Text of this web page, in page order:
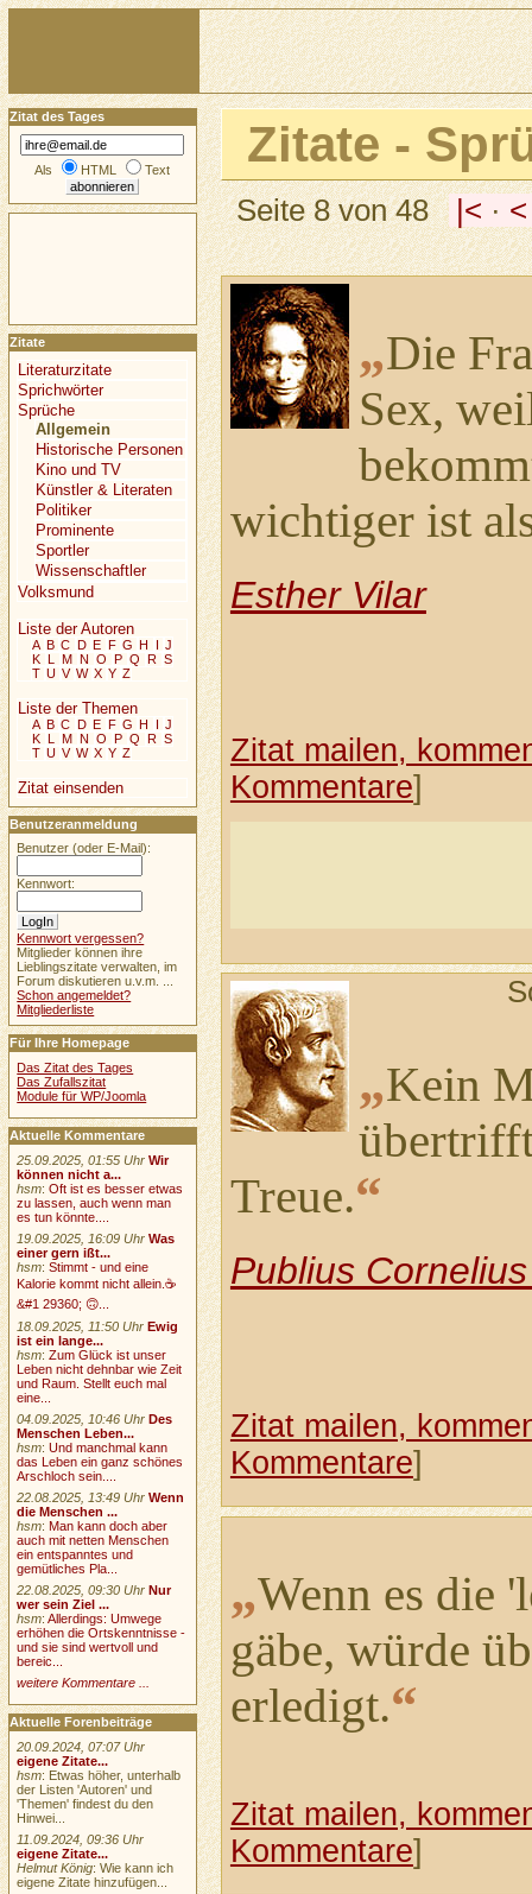
Zitate -
Seite 8 von 48 |< · <
„Die
Sex,
wichtiger ist
Esther Vilar
Zitat mailen,
Kommentare]
„Kein
Treue.“
Publius
Zitat mailen,
Kommentare]
„Wenn es die
gäbe, würde
erledigt.“
Zitat mailen,
Kommentare]
Zitat des Tages
Als HTML Text
Zitate
Literaturzitate
Sprichwörter
Sprüche
Allgemein
Historische Personen
Kino und TV
Künstler & Literaten
Politiker
Prominente
Sportler
Wissenschaftler
Volksmund
Liste der Autoren
A B C D E F G H I J
K L M N O P Q R S
T U V W X Y Z
Liste der Themen
A B C D E F G H I J
K L M N O P Q R S
T U V W X Y Z
Zitat einsenden
Benutzeranmeldung
Benutzer (oder E-Mail):
Kennwort:
Kennwort vergessen?
Mitglieder können ihre
Lieblingszitate verwalten, im
Forum diskutieren u.v.m. ...
Schon angemeldet?
Mitgliederliste
Für Ihre Homepage
Das Zitat des Tages
Das Zufallszitat
Module für WP/Joomla
Aktuelle Kommentare
25.09.2025, 01:55 Uhr Wir
können nicht a...
hsm:Oft ist es besser etwas
zu lassen, auch wenn man
es tun könnte....
19.09.2025, 16:09 Uhr Was
einer gern ißt...
hsm:Stimmt - und eine
Kalorie kommt nicht allein.☕
&#1 29360; 🙃...
18.09.2025, 11:50 Uhr Ewig
ist ein lange...
hsm:Zum Glück ist unser
Leben nicht dehnbar wie Zeit
und Raum. Stellt euch mal
eine...
04.09.2025, 10:46 Uhr Des
Menschen Leben...
hsm:Und manchmal kann
das Leben ein ganz schönes
Arschloch sein....
22.08.2025, 13:49 Uhr Wenn
die Menschen ...
hsm:Man kann doch aber
auch mit netten Menschen
ein entspanntes und
gemütliches Pla...
22.08.2025, 09:30 Uhr Nur
wer sein Ziel ...
hsm:Allerdings: Umwege
erhöhen die Ortskenntnisse -
und sie sind wertvoll und
bereic...
weitere Kommentare ...
Aktuelle Forenbeiträge
20.09.2024, 07:07 Uhr
eigene Zitate...
hsm: Etwas höher, unterhalb
der Listen 'Autoren' und
'Themen' findest du den
Hinwei...
11.09.2024, 09:36 Uhr
eigene Zitate...
Helmut König: Wie kann ich
eigene Zitate hinzufügen...